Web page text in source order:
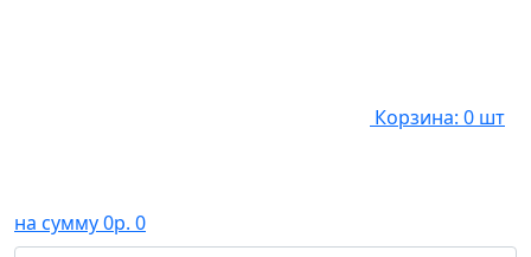
Корзина: 0 шт
на сумму 0р. 0